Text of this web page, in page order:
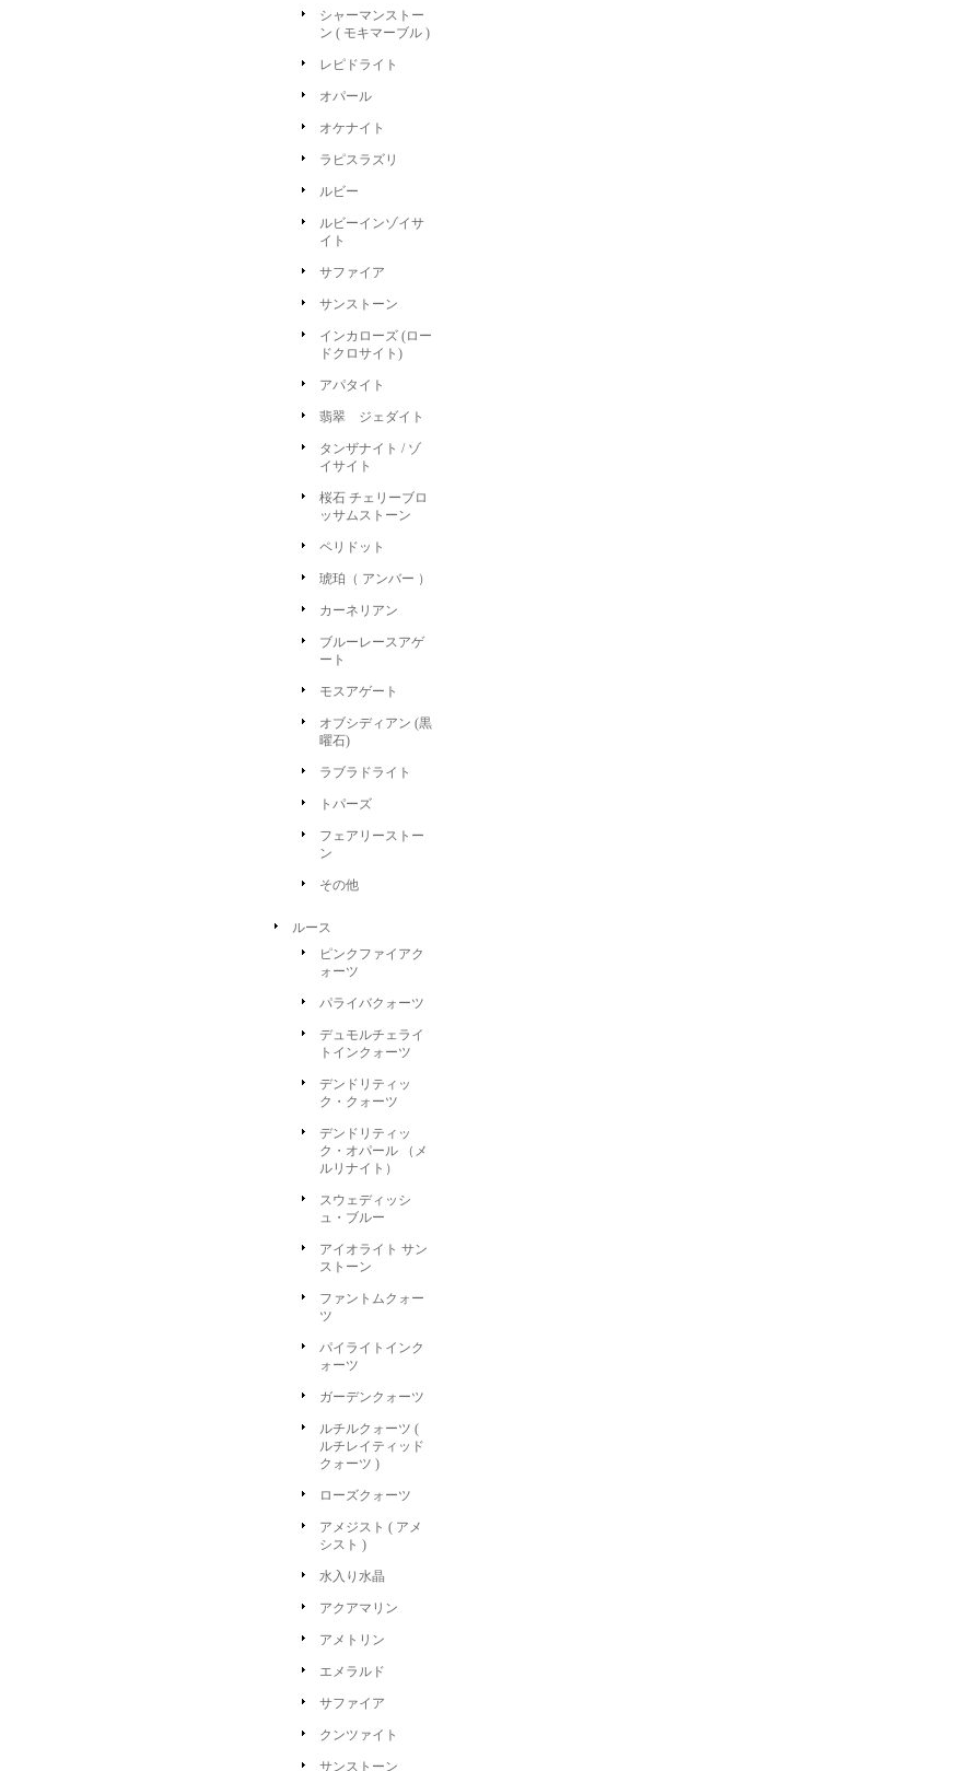
シャーマンストー
ン ( モキマーブル )
レピドライト
オパール
オケナイト
ラピスラズリ
ルビー
ルビーインゾイサ
イト
サファイア
サンストーン
インカローズ (ロー
ドクロサイト)
アパタイト
翡翠 ジェダイト
タンザナイト / ゾ
イサイト
桜石 チェリーブロ
ッサムストーン
ペリドット
琥珀（ アンバー ）
カーネリアン
ブルーレースアゲ
ート
モスアゲート
オブシディアン (黒
曜石)
ラブラドライト
トパーズ
フェアリーストー
ン
その他
ルース
ピンクファイアク
ォーツ
パライバクォーツ
デュモルチェライ
トインクォーツ
デンドリティッ
ク・クォーツ
デンドリティッ
ク・オパール （メ
ルリナイト）
スウェディッシ
ュ・ブルー
アイオライト サン
ストーン
ファントムクォー
ツ
パイライトインク
ォーツ
ガーデンクォーツ
ルチルクォーツ (
ルチレイティッド
クォーツ )
ローズクォーツ
アメジスト ( アメ
シスト )
水入り水晶
アクアマリン
アメトリン
エメラルド
サファイア
クンツァイト
サンストーン